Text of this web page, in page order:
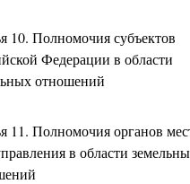
10. Полномочия субъектов
Федерации в области
отношений
11. Полномочия органов
в области